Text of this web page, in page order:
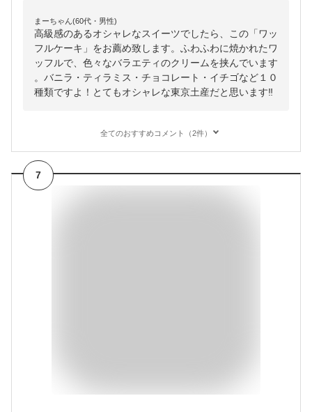
まーちゃん(60代・男性)
高級感のあるオシャレなスイーツでしたら、この「ワッ
フルケーキ」をお薦め致します。ふわふわに焼かれたワ
ッフルで、色々なバラエティのクリームを挟んでいます
。バニラ・ティラミス・チョコレート・イチゴなど１０
種類ですよ！とてもオシャレな東京土産だと思います‼️
全てのおすすめコメント（2件）
7